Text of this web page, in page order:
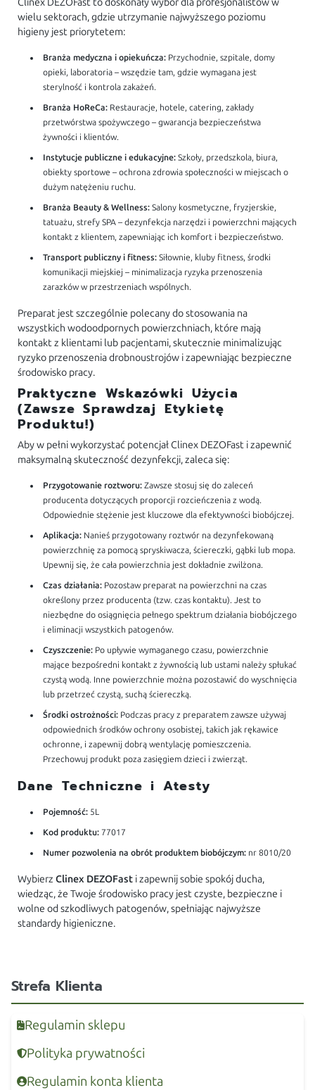
Clinex DEZOFast to doskonały wybór dla profesjonalistów w
wielu sektorach, gdzie utrzymanie najwyższego poziomu
higieny jest priorytetem:
Branża medyczna i opiekuńcza: Przychodnie, szpitale, domy
opieki, laboratoria – wszędzie tam, gdzie wymagana jest
sterylność i kontrola zakażeń.
Branża HoReCa: Restauracje, hotele, catering, zakłady
przetwórstwa spożywczego – gwarancja bezpieczeństwa
żywności i klientów.
Instytucje publiczne i edukacyjne: Szkoły, przedszkola, biura,
obiekty sportowe – ochrona zdrowia społeczności w miejscach o
dużym natężeniu ruchu.
Branża Beauty & Wellness: Salony kosmetyczne, fryzjerskie,
tatuażu, strefy SPA – dezynfekcja narzędzi i powierzchni mających
kontakt z klientem, zapewniając ich komfort i bezpieczeństwo.
Transport publiczny i fitness: Siłownie, kluby fitness, środki
komunikacji miejskiej – minimalizacja ryzyka przenoszenia
zarazków w przestrzeniach wspólnych.
Preparat jest szczególnie polecany do stosowania na
wszystkich wodoodpornych powierzchniach, które mają
kontakt z klientami lub pacjentami, skutecznie minimalizując
ryzyko przenoszenia drobnoustrojów i zapewniając bezpieczne
środowisko pracy.
Praktyczne Wskazówki Użycia
(Zawsze Sprawdzaj Etykietę
Produktu!)
Aby w pełni wykorzystać potencjał Clinex DEZOFast i zapewnić
maksymalną skuteczność dezynfekcji, zaleca się:
Przygotowanie roztworu: Zawsze stosuj się do zaleceń
producenta dotyczących proporcji rozcieńczenia z wodą.
Odpowiednie stężenie jest kluczowe dla efektywności biobójczej.
Aplikacja: Nanieś przygotowany roztwór na dezynfekowaną
powierzchnię za pomocą spryskiwacza, ściereczki, gąbki lub mopa.
Upewnij się, że cała powierzchnia jest dokładnie zwilżona.
Czas działania: Pozostaw preparat na powierzchni na czas
określony przez producenta (tzw. czas kontaktu). Jest to
niezbędne do osiągnięcia pełnego spektrum działania biobójczego
i eliminacji wszystkich patogenów.
Czyszczenie: Po upływie wymaganego czasu, powierzchnie
mające bezpośredni kontakt z żywnością lub ustami należy spłukać
czystą wodą. Inne powierzchnie można pozostawić do wyschnięcia
lub przetrzeć czystą, suchą ściereczką.
Środki ostrożności: Podczas pracy z preparatem zawsze używaj
odpowiednich środków ochrony osobistej, takich jak rękawice
ochronne, i zapewnij dobrą wentylację pomieszczenia.
Przechowuj produkt poza zasięgiem dzieci i zwierząt.
Dane Techniczne i Atesty
Pojemność: 5L
Kod produktu: 77017
Numer pozwolenia na obrót produktem biobójczym: nr 8010/20
WybierzClinex DEZOFast i zapewnij sobie spokój ducha,
wiedząc, że Twoje środowisko pracy jest czyste, bezpieczne i
wolne od szkodliwych patogenów, spełniając najwyższe
standardy higieniczne.
Strefa Klienta
Regulamin sklepu
Polityka prywatności
Regulamin konta klienta